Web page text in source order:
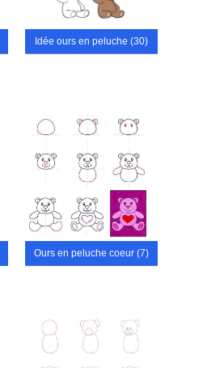
Idée ours en peluche (30)
Ours en peluche coeur (7)